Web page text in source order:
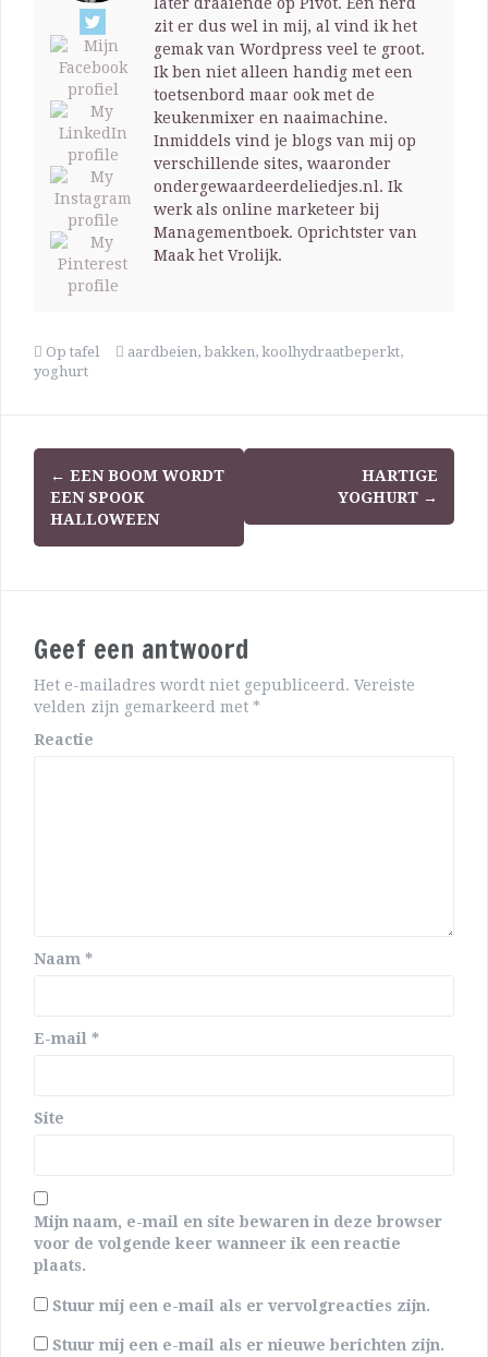
later draaiende op Pivot. Een nerd
zit er dus wel in mij, al vind ik het
gemak van Wordpress veel te groot.
Ik ben niet alleen handig met een
toetsenbord maar ook met de
keukenmixer en naaimachine.
Inmiddels vind je blogs van mij op
verschillende sites, waaronder
ondergewaardeerdeliedjes.nl. Ik
werk als online marketeer bij
Managementboek. Oprichtster van
Maak het Vrolijk.
Op tafel aardbeien, bakken, koolhydraatbeperkt,
yoghurt
← EEN BOOM WORDT
EEN SPOOK
HALLOWEEN
HARTIGE
YOGHURT →
Geef een antwoord
Het e-mailadres wordt niet gepubliceerd. Vereiste
velden zijn gemarkeerd met *
Reactie
Naam *
E-mail *
Site
Mijn naam, e-mail en site bewaren in deze browser
voor de volgende keer wanneer ik een reactie
plaats.
Stuur mij een e-mail als er vervolgreacties zijn.
Stuur mij een e-mail als er nieuwe berichten zijn.